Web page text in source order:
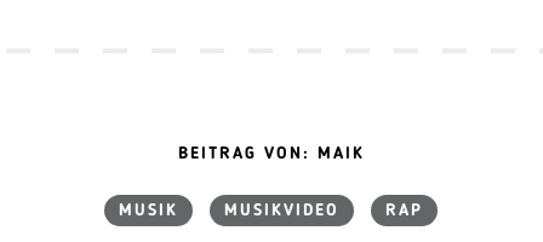
BEITRAG VON: MAIK
MUSIK MUSIKVIDEO RAP